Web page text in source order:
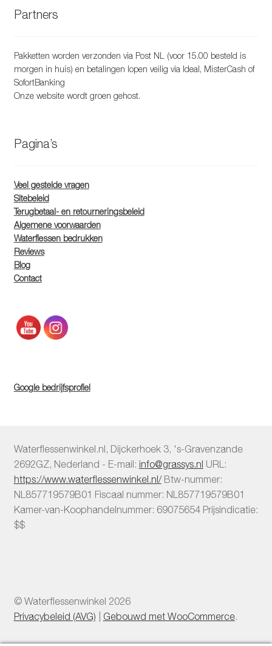
Partners
Pakketten worden verzonden via Post NL (voor 15.00 besteld is
morgen in huis) en betalingen lopen veilig via Ideal, MisterCash of
SofortBanking
Onze website wordt groen gehost.
Pagina’s
Veel gestelde vragen
Sitebeleid
Terugbetaal- en retourneringsbeleid
Algemene voorwaarden
Waterflessen bedrukken
Reviews
Blog
Contact
Google bedrijfsprofiel
Waterflessenwinkel.nl, Dijckerhoek 3, 's-Gravenzande
2692GZ, Nederland - E-mail: info@grassys.nl URL:
https://www.waterflessenwinkel.nl/ Btw-nummer:
NL857719579B01 Fiscaal nummer: NL857719579B01
Kamer-van-Koophandelnummer: 69075654 Prijsindicatie:
$$
© Waterflessenwinkel 2026
Privacybeleid (AVG)
Gebouwd met WooCommerce.